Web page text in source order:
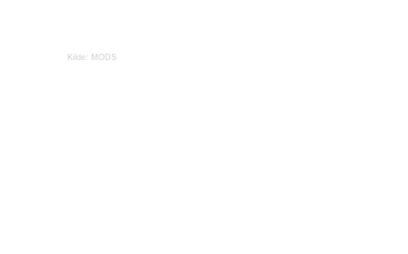
Kilde: MODS